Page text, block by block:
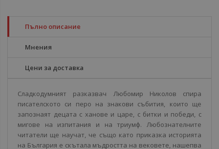
Пълно описание
Мнения
Цени за доставка
Сладкодумният разказвач Любомир Николов спира
писателското си перо на знакови събития, които ще
запознаят децата с ханове и царе, с битки и победи, с
мигове на изпитания и на триумф. Любознателните
читатели ще научат, че също като приказка историята
на България е скътала мъдростта на вековете, нашепва